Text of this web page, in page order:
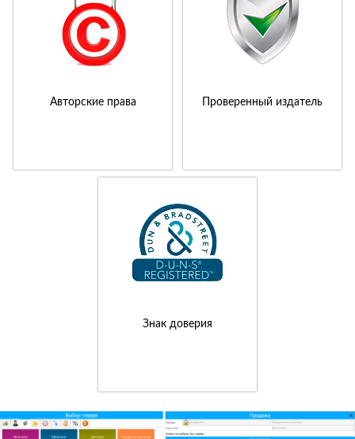
Авторские права Проверенный издатель
Знак доверия